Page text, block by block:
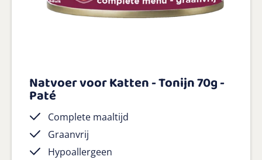
Natvoer voor Katten - Tonijn 70g -
Paté
Complete maaltijd
Graanvrij
Hypoallergeen